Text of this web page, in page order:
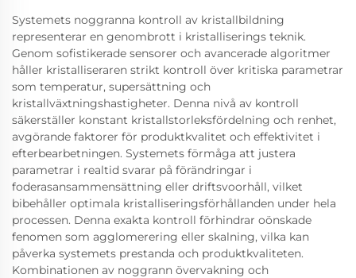
Systemets noggranna kontroll av kristallbildning
representerar en genombrott i kristalliserings teknik.
Genom sofistikerade sensorer och avancerade algoritmer
håller kristalliseraren strikt kontroll över kritiska parametrar
som temperatur, supersättning och
kristallväxtningshastigheter. Denna nivå av kontroll
säkerställer konstant kristallstorleksfördelning och renhet,
avgörande faktorer för produktkvalitet och effektivitet i
efterbearbetningen. Systemets förmåga att justera
parametrar i realtid svarar på förändringar i
foderasansammensättning eller driftsvoorhåll, vilket
bibehåller optimala kristalliseringsförhållanden under hela
processen. Denna exakta kontroll förhindrar oönskade
fenomen som agglomerering eller skalning, vilka kan
påverka systemets prestanda och produktkvaliteten.
Kombinationen av noggrann övervakning och